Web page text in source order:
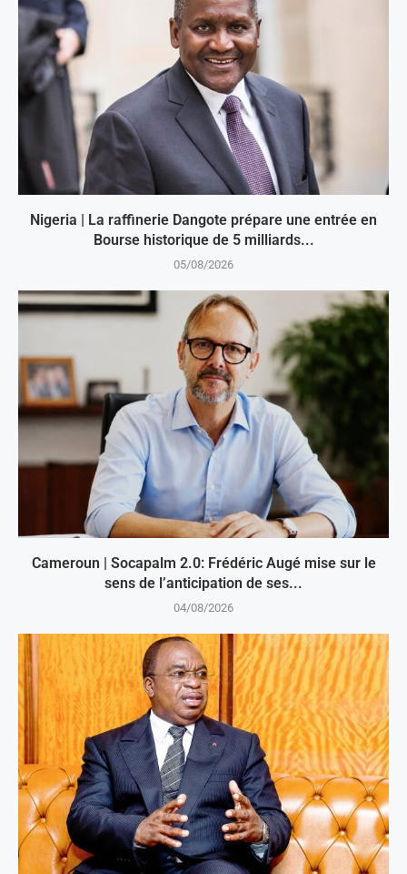
Nigeria | La raffinerie Dangote prépare une entrée en
Bourse historique de 5 milliards...
05/08/2026
Cameroun | Socapalm 2.0: Frédéric Augé mise sur le
sens de l’anticipation de ses...
04/08/2026